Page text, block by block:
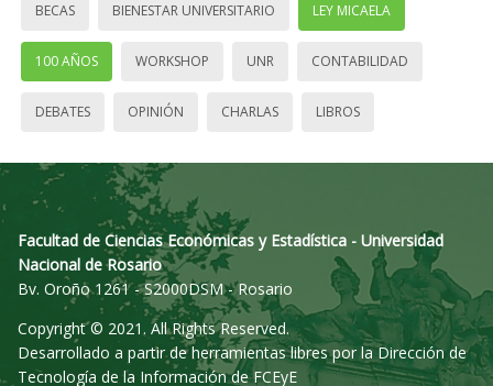
BECAS BIENESTAR UNIVERSITARIO LEY MICAELA
100 AÑOS WORKSHOP UNR CONTABILIDAD
DEBATES OPINIÓN CHARLAS LIBROS
Facultad de Ciencias Económicas y Estadística - Universidad
Nacional de Rosario
Bv. Oroño 1261 - S2000DSM - Rosario
Copyright © 2021. All Rights Reserved.
Desarrollado a partir de herramientas libres por la Dirección de
Tecnología de la Información de FCEyE